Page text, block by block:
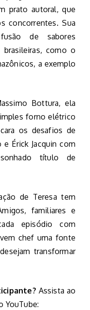
prato autoral, que
concorrentes. Sua
de sabores
brasileiras, como o
a exemplo
Bottura, ela
forno elétrico
os desafios de
e Érick Jacquin com
título de
de Teresa tem
familiares e
episódio com
chef uma fonte
transformar
Assista ao
YouTube: